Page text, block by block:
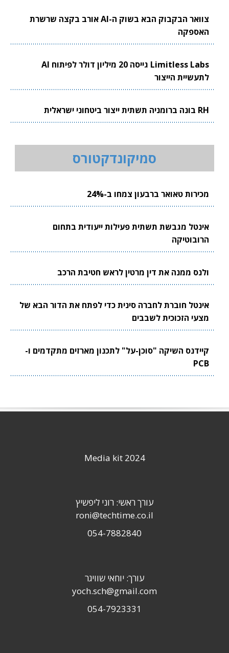
צוואר הבקבוק הבא בשוק ה-AI אורב בקצה שרשרת
האספקה
Limitless Labs גייסה 20 מיליון דולר לפיתוח AI
לתעשיית הייצור
RH בונה ברומניה תשתית ייצור ביטחוני ישראלית
סמיקונדקטורס
מכירות טאואר ברבעון צמחו ב-24%
אינטל מגבשת תשתית פעילות ייעודית בתחום
הרובוטיקה
ולנס ממנה את דין מרטין לראש חטיבת הרכב
אינטל חוברת לחברה סינית כדי לפתח את הדור הבא של
מצעי הזכוכית לשבבים
קיידנס השיקה "סוכן-על" לתכנון מארזים מתקדמים ו-
PCB
Media kit 2024
עורך ראשי: רוני ליפשיץ
roni@techtime.co.il
054-7882840
עורך: יוחאי שוויגר
yoch.sch@gmail.com
054-7923331